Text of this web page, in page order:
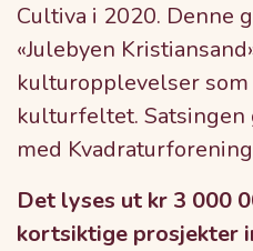
Cultiva i 2020. Denne
«Julebyen
kulturopplevelser
kulturfeltet. Satsingen
med
Det lyses ut kr 3 000
kortsiktige prosjekter